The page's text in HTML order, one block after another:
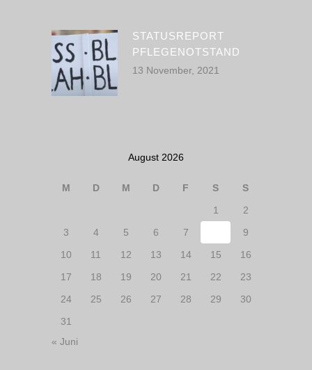
STATUSREPORT
PFLEGENOTSTAND
13 November, 2021
August 2026
M D M D F S
S
1
2
3
4 5 6 7
9
10
11 12 13 14 15
16
17
18 19 20 21 22
23
24
25 26 27 28 29
30
31
« Juni